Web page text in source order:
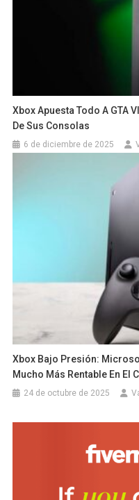
Xbox Apuesta Todo A GTA
De Sus Consolas
6 de diciembre de 2025
Xbox Bajo Presión:
Mucho Más Rentable En El
24 de octubre de 2025